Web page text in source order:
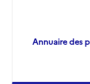
Annuaire des